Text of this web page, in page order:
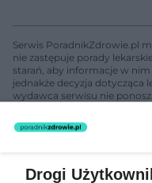
Serwis PoradnikZdrowie.pl
nie zastępuje porady
starań, aby informacje w
jednakże decyzja dotycząca
wydawca serwisu nie
nie prowadzi działalności
świadczeń zdrowotnych w
Drogi